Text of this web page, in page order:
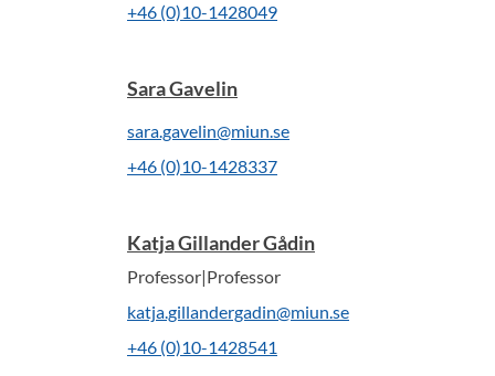
+46 (0)10-1428049
Sara Gavelin
sara.gavelin@miun.se
+46 (0)10-1428337
Katja Gillander Gådin
Professor|Professor
katja.gillandergadin@miun.se
+46 (0)10-1428541